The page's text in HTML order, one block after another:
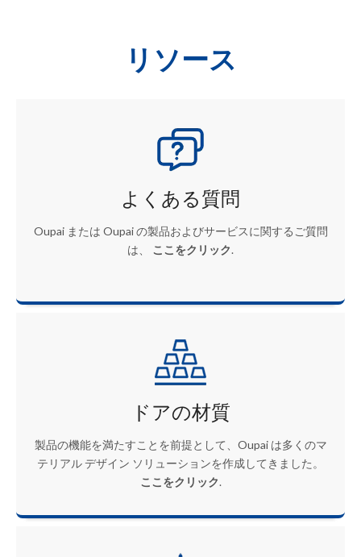
リソース
よくある質問
Oupai または Oupai の製品およびサービスに関するご質問
は、 ここをクリック.
ドアの材質
製品の機能を満たすことを前提として、Oupai は多くのマ
テリアル デザイン ソリューションを作成してきました。
ここをクリック.